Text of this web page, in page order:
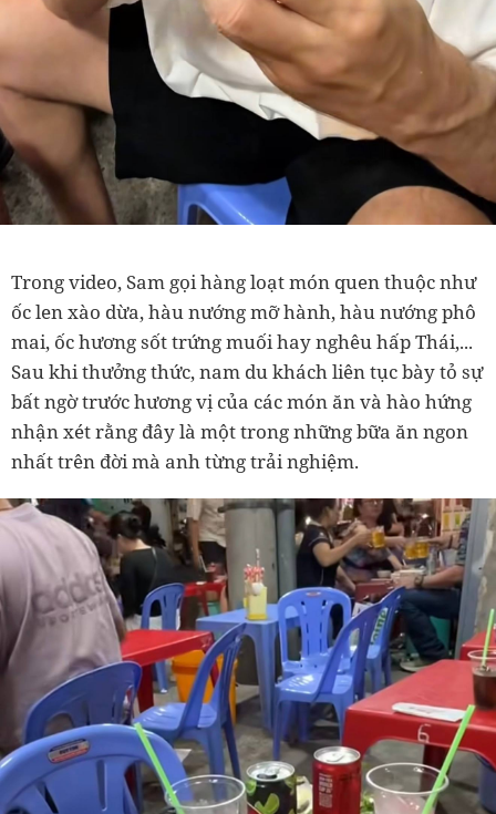
Trong video, Sam gọi hàng loạt món quen thuộc như
ốc len xào dừa, hàu nướng mỡ hành, hàu nướng phô
mai, ốc hương sốt trứng muối hay nghêu hấp Thái,...
Sau khi thưởng thức, nam du khách liên tục bày tỏ sự
bất ngờ trước hương vị của các món ăn và hào hứng
nhận xét rằng đây là một trong những bữa ăn ngon
nhất trên đời mà anh từng trải nghiệm.